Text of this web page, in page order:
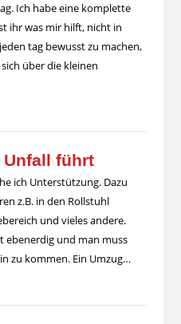
Ich habe eine komplette
ihr was mir hilft, nicht in
tag bewusst zu machen,
über die kleinen
Unfall führt
ich Unterstützung. Dazu
z.B. in den Rollstuhl
und vieles andere.
ebenerdig und man muss
zu kommen. Ein Umzug…